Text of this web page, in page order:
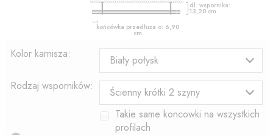
dł. wspornika:
13,20cm
końcówka przedłuża o: 6,90
cm
Kolor karnisza:
Biały połysk
Rodzaj wsporników:
Ścienny krótki 2 szyny
Takie same koncowki na wszystkich
profilach